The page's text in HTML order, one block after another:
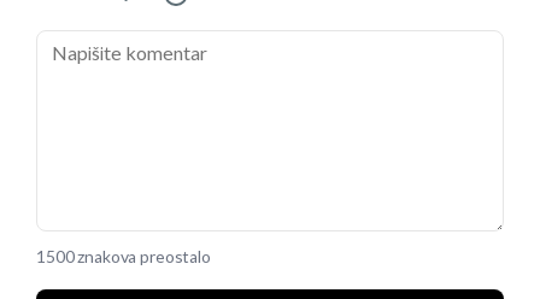
1500 znakova preostalo